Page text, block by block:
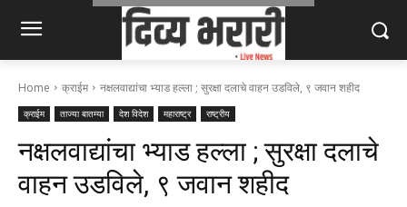
Home क्राईम नक्षलवाद्यांचा भ्याड हल्ला ; सुरक्षा दलाचे वाहन उडविले, ९ जवान शहीद
क्राईम ताज्या बातम्या देश विदेश महाराष्ट्र राष्ट्रीय
नक्षलवाद्यांचा भ्याड हल्ला ; सुरक्षा दलाचे
वाहन उडविले, ९ जवान शहीद